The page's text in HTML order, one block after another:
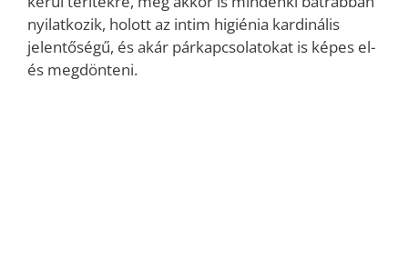
nyilatkozik, holott az intim higiénia kardinális
jelentőségű, és akár párkapcsolatokat is képes el-
és megdönteni.